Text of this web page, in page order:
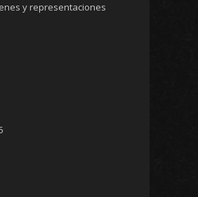
y representaciones